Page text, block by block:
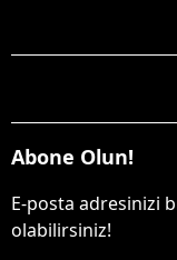
Abone Olun!
E-posta adresinizi
olabilirsiniz!